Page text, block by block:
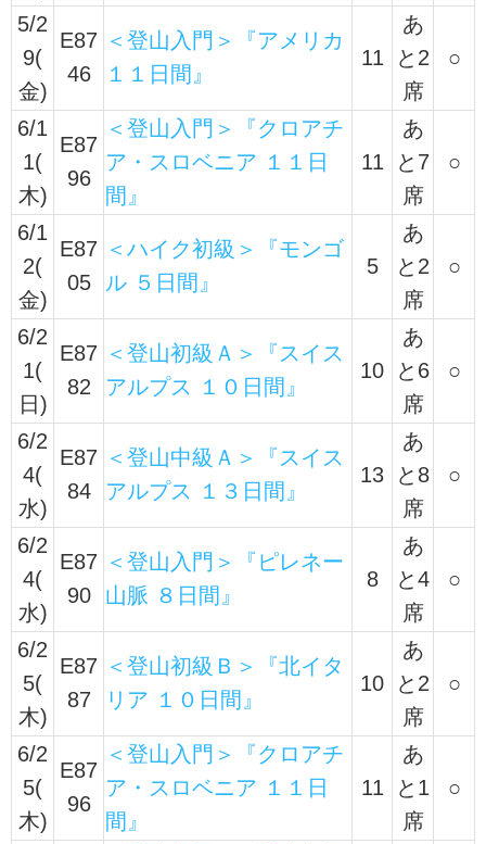
5/2
9(
金)
E87
46
＜登山入門＞『アメリカ
１１日間』
11
あ
と2
席
○
6/1
1(
木)
E87
96
＜登山入門＞『クロアチ
ア・スロベニア １１日
間』
11
あ
と7
席
○
6/1
2(
金)
E87
05
＜ハイク初級＞『モンゴ
ル ５日間』
5
あ
と2
席
○
6/2
1(
日)
E87
82
＜登山初級Ａ＞『スイス
アルプス １０日間』
10
あ
と6
席
○
6/2
4(
水)
E87
84
＜登山中級Ａ＞『スイス
アルプス １３日間』
13
あ
と8
席
○
6/2
4(
水)
E87
90
＜登山入門＞『ピレネー
山脈 ８日間』
8
あ
と4
席
○
6/2
5(
木)
E87
87
＜登山初級Ｂ＞『北イタ
リア １０日間』
10
あ
と2
席
○
6/2
5(
木)
E87
96
＜登山入門＞『クロアチ
ア・スロベニア １１日
間』
11
あ
と1
席
○